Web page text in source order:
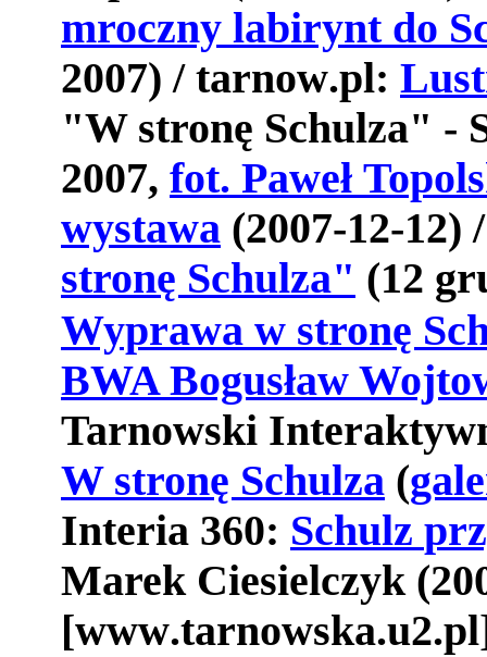
mroczny labirynt do
2007) / tarnow.pl:
"W stronę Schulza" -
2007, fot. Paweł
wystawa (2007-12-12)
stronę Schulza" (12
Wyprawa w stronę
BWA Bogusław
Tarnowski
W stronę Schulza (
Interia 360: Schulz
Marek Ciesielczyk
[www.tarnowska.u2.pl